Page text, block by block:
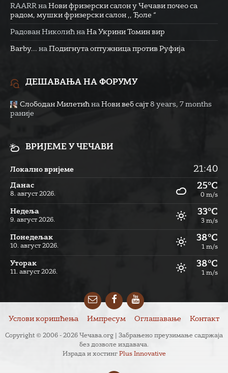
RAARR на Нови фризерски салон у Чечави почео са
радом, мушки фризерски салон ,, Ђоле “
Радован Николић на На Укрини Томин вир
Barby... на Подигнута оптужница против Руфија
ДЕШАВАЊА НА ФОРУМУ
Слободан Милетић на Нови веб сајт 8 years, 7 months
раније
ВРИЈЕМЕ У ЧЕЧАВИ
Локално вријеме 21:40
Данас
8. август 2026.
25°C
0 m/s
Недеља
9. август 2026.
33°C
3 m/s
Понедељак
10. август 2026.
38°C
1 m/s
Уторак
11. август 2026.
38°C
1 m/s
EmailFacebookYouTube
Услови коришћења Импресум Оглашавање Контакт
Copyright © 2006 - 2026 Чечава.org | Забрањено преузимање садржаја
без дозволе издавача.
Израда и хостинг Plus Innovative